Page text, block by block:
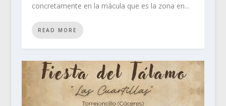
concretamente en la mácula que es la zona en...
READ MORE